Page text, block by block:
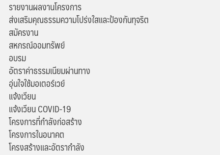
รายงานผลงานโครงการ
ส่งเสริมคุณธรรมความโปร่งใสและป้องกันทุจริต
สมัครงาน
สหกรณ์ออมทรัพย์
อบรม
อัตราค่าธรรมเนียมผ่านทาง
อุ่นใจใช้มอเตอร์เวย์
แจ้งเวียน
แจ้งเวียน COVID-19
โครงการที่กำลังก่อสร้าง
โครงการในอนาคต
โครงสร้างและอัตรากำลัง